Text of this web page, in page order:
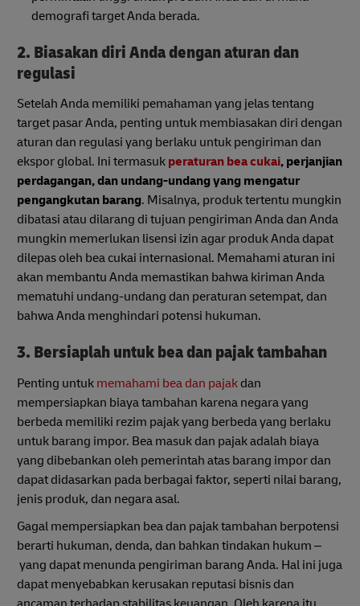
demografi target Anda berada.
2. Biasakan diri Anda dengan aturan dan
regulasi
Setelah Anda memiliki pemahaman yang jelas tentang
target pasar Anda, penting untuk membiasakan diri dengan
aturan dan regulasi yang berlaku untuk pengiriman dan
ekspor global. Ini termasuk peraturan bea cukai, perjanjian
perdagangan, dan undang-undang yang mengatur
pengangkutan barang. Misalnya, produk tertentu mungkin
dibatasi atau dilarang di tujuan pengiriman Anda dan Anda
mungkin memerlukan lisensi izin agar produk Anda dapat
dilepas oleh bea cukai internasional. Memahami aturan ini
akan membantu Anda memastikan bahwa kiriman Anda
mematuhi undang-undang dan peraturan setempat, dan
bahwa Anda menghindari potensi hukuman.
3. Bersiaplah untuk bea dan pajak tambahan
Penting untuk memahami bea dan pajak dan
mempersiapkan biaya tambahan karena negara yang
berbeda memiliki rezim pajak yang berbeda yang berlaku
untuk barang impor. Bea masuk dan pajak adalah biaya
yang dibebankan oleh pemerintah atas barang impor dan
dapat didasarkan pada berbagai faktor, seperti nilai barang,
jenis produk, dan negara asal.
Gagal mempersiapkan bea dan pajak tambahan berpotensi
berarti hukuman, denda, dan bahkan tindakan hukum –
yang dapat menunda pengiriman barang Anda. Hal ini juga
dapat menyebabkan kerusakan reputasi bisnis dan